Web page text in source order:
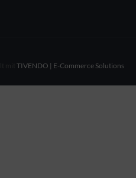
TIVENDO | E-Commerce Solutions